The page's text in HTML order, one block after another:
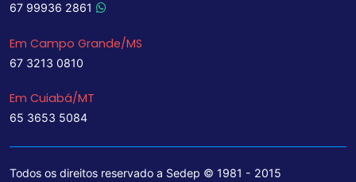
67 99936 2861
Em Campo Grande/MS
67 3213 0810
Em Cuiabá/MT
65 3653 5084
Todos os direitos reservado a Sedep © 1981 - 2015